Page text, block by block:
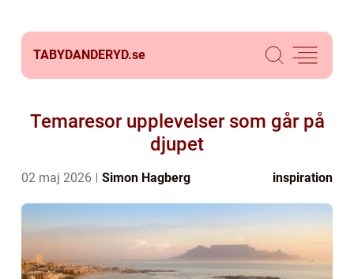
TABYDANDERYD.se
Temaresor upplevelser som går på
djupet
02 maj 2026 Simon Hagberg inspiration